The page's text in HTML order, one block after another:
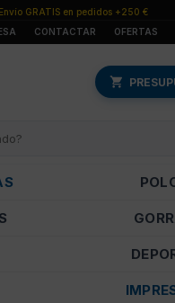
Envío GRATIS en pedidos +250 €
CONTACTAR OFERTAS